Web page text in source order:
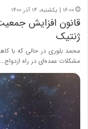
۱۶:۰۰ | یکشنبه، ۱۴ آذر ۱۴۰۰
قانون افزایش
ژنتیک
محمد بلوری در حالی که با
مشکلات عمده‌ای در راه ازدواج…